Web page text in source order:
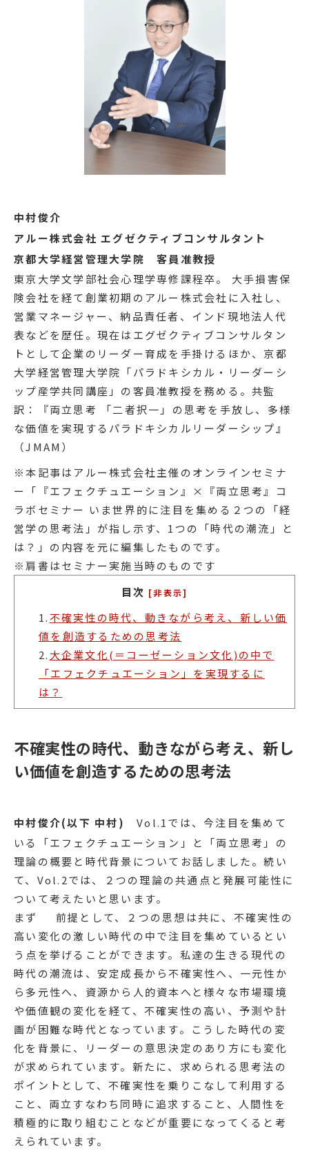
中村俊介
アルー株式会社 エグゼクティブコンサルタント
京都大学経営管理大学院 客員准教授
東京大学文学部社会心理学専修課程卒。 大手損害保
険会社を経て創業初期のアルー株式会社に入社し、
営業マネージャー、納品責任者、インド現地法人代
表などを歴任。現在はエグゼクティブコンサルタン
トとして企業のリーダー育成を手掛けるほか、京都
大学経営管理大学院「パラドキシカル・リーダーシ
ップ産学共同講座」の客員准教授を務める。共監
訳：『両立思考 「二者択一」の思考を手放し、多様
な価値を実現するパラドキシカルリーダーシップ』
（JMAM）
※本記事はアルー株式会社主催のオンラインセミナ
ー「『エフェクチュエーション』×『両立思考』コ
ラボセミナー いま世界的に注目を集める２つの「経
営学の思考法」が指し示す、1つの「時代の潮流」と
は？」の内容を元に編集したものです。
※肩書はセミナー実施当時のものです
目次 [非表示]
1.不確実性の時代、動きながら考え、新しい価
値を創造するための思考法
2. 大企業文化(＝コーゼーション文化)の中で
「エフェクチュエーション」を実現するに
は？
不確実性の時代、動きながら考え、新し
い価値を創造するための思考法
中村俊介(以下 中村)
Vol.1では、今注目を集めて
いる「エフェクチュエーション」と「両立思考」の
理論の概要と時代背景についてお話しました。続い
て、Vol.2では、２つの理論の共通点と発展可能性に
ついて考えたいと思います。
まず 前提として、２つの思想は共に、不確実性の
高い変化の激しい時代の中で注目を集めているとい
う点を挙げることができます。私達の生きる現代の
時代の潮流は、安定成長から不確実性へ、一元性か
ら多元性へ、資源から人的資本へと様々な市場環境
や価値観の変化を経て、不確実性の高い、予測や計
画が困難な時代となっています。こうした時代の変
化を背景に、リーダーの意思決定のあり方にも変化
が求められています。新たに、求められる思考法の
ポイントとして、不確実性を乗りこなして利用する
こと、両立すなわち同時に追求すること、人間性を
積極的に取り組むことなどが重要になってくると考
えられています。